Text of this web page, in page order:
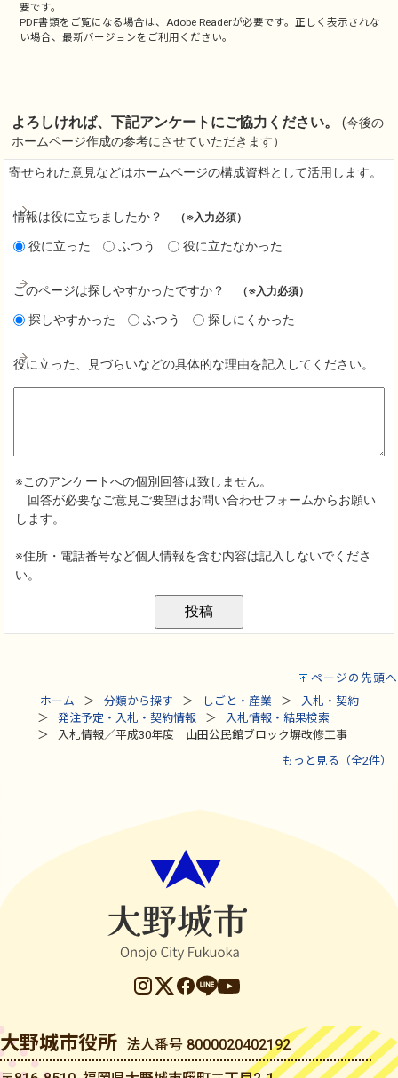
要です。
PDF書類をご覧になる場合は、Adobe Readerが必要です。正しく表示されな
い場合、最新バージョンをご利用ください。
ページの先頭へ
ホーム
分類から探す しごと・産業
入札・契約
発注予定・入札・契約情報
入札情報・結果検索
入札情報／平成30年度 山田公民館ブロック塀改修工事
もっと見る（全2件）
大野城市役所 法人番号 8000020402192